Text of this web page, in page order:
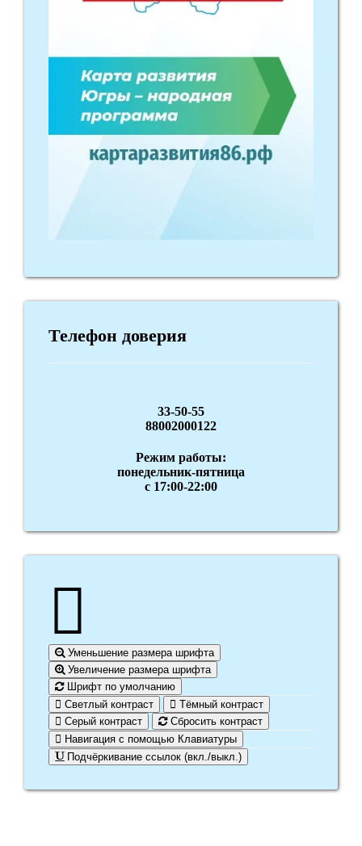
Телефон доверия
33-50-55
88002000122
Режим работы:
понедельник-пятница
с 17:00-22:00
Уменьшение размера шрифта
Увеличение размера шрифта
Шрифт по умолчанию
Светлый контраст
Тёмный контраст
Серый контраст
Сбросить контраст
Навигация с помощью Клавиатуры
Подчёркивание ссылок (вкл./выкл.)